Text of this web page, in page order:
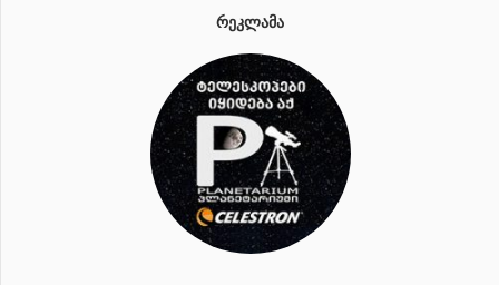
ᲠᲔᲙᲚᲐᲛᲐ